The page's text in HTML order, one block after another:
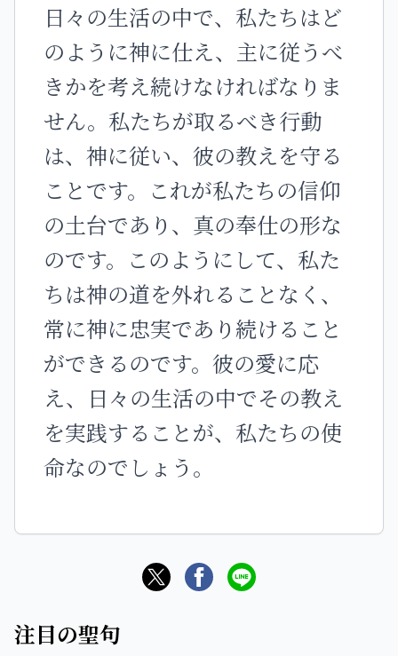
日々の生活の中で、私たちはど
のように神に仕え、主に従うべ
きかを考え続けなければなりま
せん。私たちが取るべき行動
は、神に従い、彼の教えを守る
ことです。これが私たちの信仰
の土台であり、真の奉仕の形な
のです。このようにして、私た
ちは神の道を外れることなく、
常に神に忠実であり続けること
ができるのです。彼の愛に応
え、日々の生活の中でその教え
を実践することが、私たちの使
命なのでしょう。
注目の聖句